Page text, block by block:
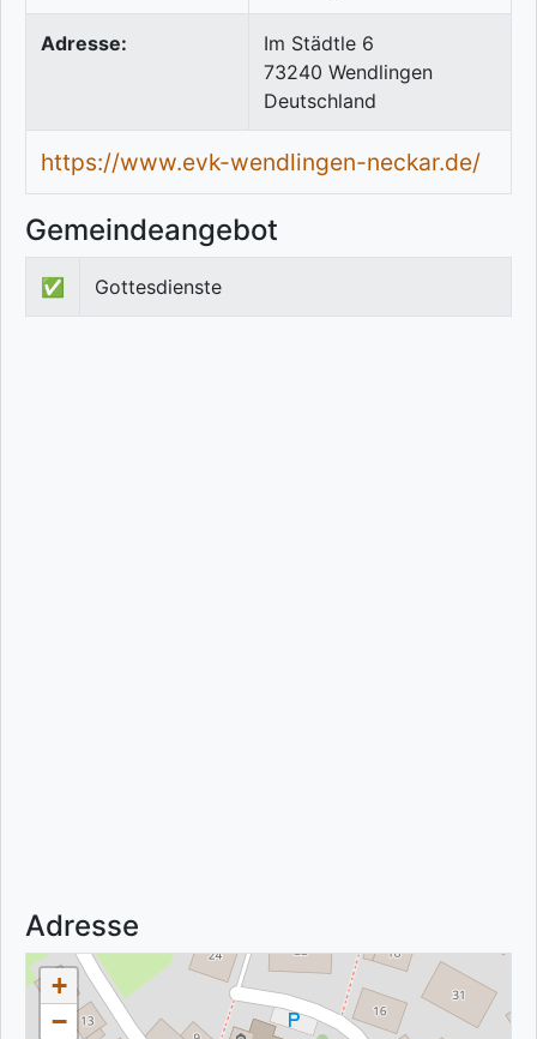
Adresse:
Im Städtle 6
73240 Wendlingen
Deutschland
https://www.evk-wendlingen-neckar.de/
Gemeindeangebot
✅ Gottesdienste
Adresse
+
−